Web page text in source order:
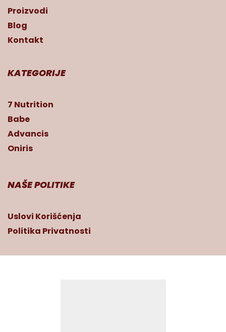
Proizvodi
Blog
Kontakt
KATEGORIJE
7 Nutrition
Babe
Advancis
Oniris
NAŠE POLITIKE
Uslovi Korišćenja
Politika Privatnosti